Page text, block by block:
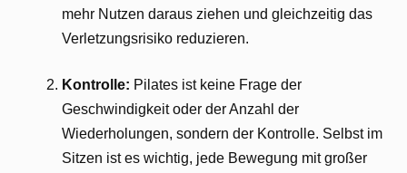
mehr Nutzen daraus ziehen und gleichzeitig das
Verletzungsrisiko reduzieren.
Kontrolle: Pilates ist keine Frage der
Geschwindigkeit oder der Anzahl der
Wiederholungen, sondern der Kontrolle. Selbst im
Sitzen ist es wichtig, jede Bewegung mit großer